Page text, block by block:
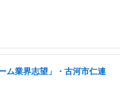
ム業界志望」・古河市仁連